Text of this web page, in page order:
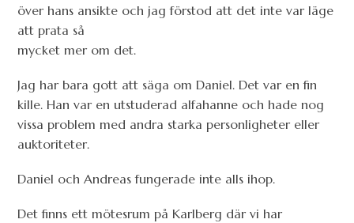
över hans ansikte och jag förstod att det inte var läge
att prata så
mycket mer om det.
Jag har bara gott att säga om Daniel. Det var en fin
kille. Han var en utstuderad alfahanne och hade nog
vissa problem med andra starka personligheter eller
auktoriteter.
Daniel och Andreas fungerade inte alls ihop.
Det finns ett mötesrum på Karlberg där vi har